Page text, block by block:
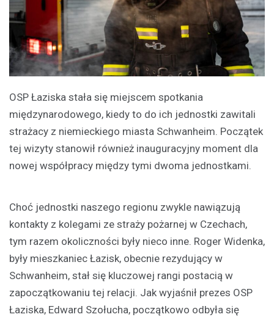
OSP Łaziska stała się miejscem spotkania
międzynarodowego, kiedy to do ich jednostki zawitali
strażacy z niemieckiego miasta Schwanheim. Początek
tej wizyty stanowił również inauguracyjny moment dla
nowej współpracy między tymi dwoma jednostkami.
Choć jednostki naszego regionu zwykle nawiązują
kontakty z kolegami ze straży pożarnej w Czechach,
tym razem okoliczności były nieco inne. Roger Widenka,
były mieszkaniec Łazisk, obecnie rezydujący w
Schwanheim, stał się kluczowej rangi postacią w
zapoczątkowaniu tej relacji. Jak wyjaśnił prezes OSP
Łaziska, Edward Szołucha, początkowo odbyła się